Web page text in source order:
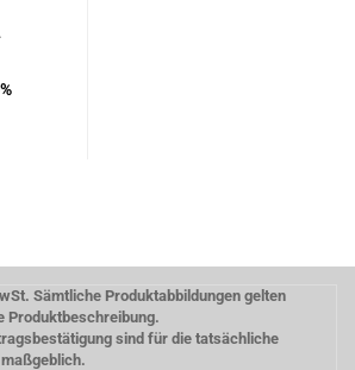
Sämtliche Produktabbildungen gelten
Produktbeschreibung.
sind für die tatsächliche